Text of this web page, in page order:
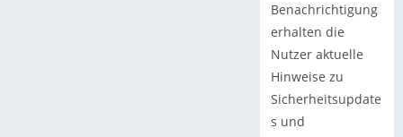
Benachrichtigung
erhalten die
Nutzer aktuelle
Hinweise zu
Sicherheitsupdate
s und